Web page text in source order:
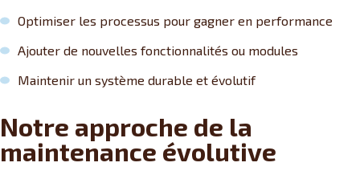
Optimiser les processus pour gagner en performance
Ajouter de nouvelles fonctionnalités ou modules
Maintenir un système durable et évolutif
Notre approche de la
maintenance évolutive